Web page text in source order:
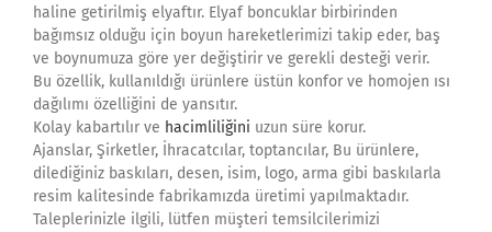
haline getirilmiş elyaftır. Elyaf boncuklar birbirinden
bağımsız olduğu için boyun hareketlerimizi takip eder, baş
ve boynumuza göre yer değiştirir ve gerekli desteği verir.
Bu özellik, kullanıldığı ürünlere üstün konfor ve homojen ısı
dağılımı özelliğini de yansıtır.
Kolay kabartılır ve hacimliliğini uzun süre korur.
Ajanslar, Şirketler, İhracatcılar, toptancılar, Bu ürünlere,
dilediğiniz baskıları, desen, isim, logo, arma gibi baskılarla
resim kalitesinde fabrikamızda üretimi yapılmaktadır.
Taleplerinizle ilgili, lütfen müşteri temsilcilerimizi